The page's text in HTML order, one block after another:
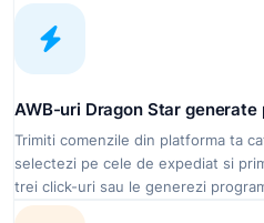
AWB-uri Dragon Star generate
Trimiti comenzile din platforma ta
selectezi pe cele de expediat si
trei click-uri sau le generezi